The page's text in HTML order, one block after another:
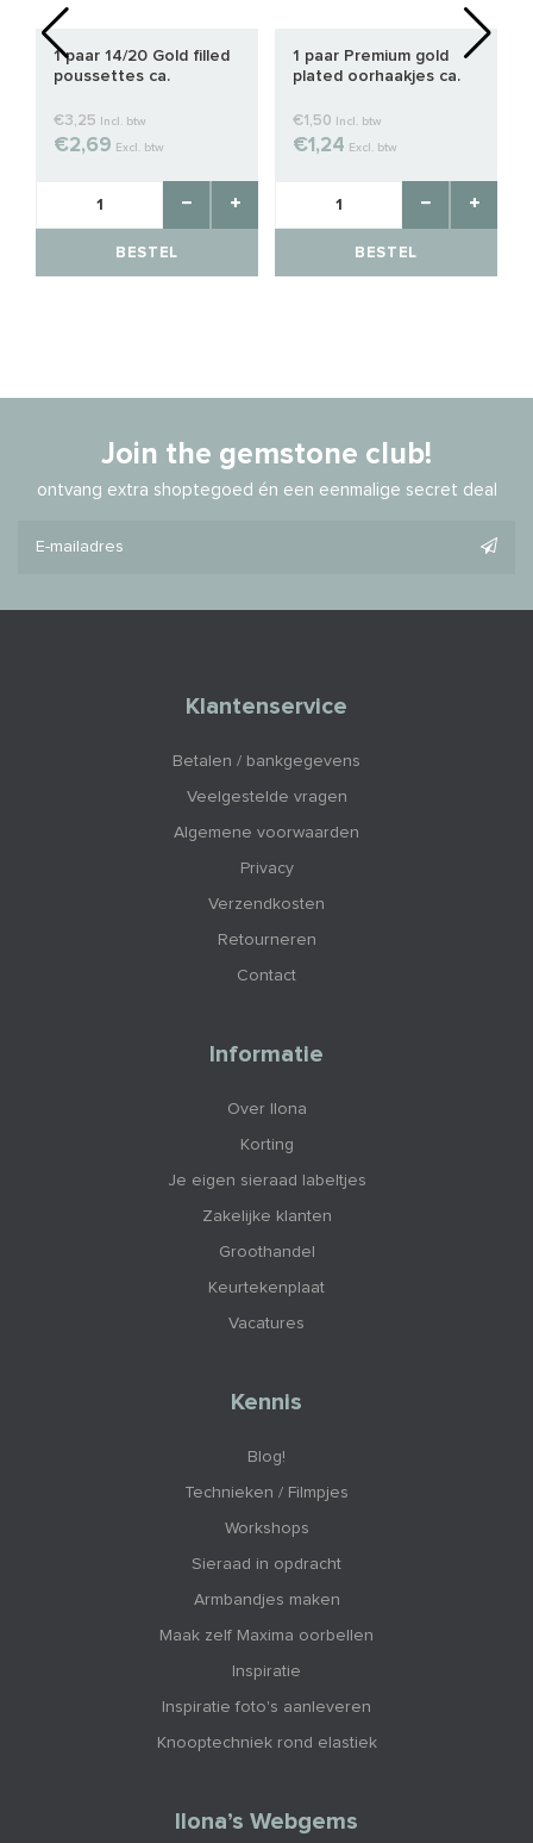
1 paar 14/20 Gold filled
poussettes ca.
€3,25 Incl. btw
€2,69 Excl. btw
BESTEL
1 paar Premium gold
plated oorhaakjes ca.
€1,50 Incl. btw
€1,24 Excl. btw
BESTEL
Join the gemstone club!
ontvang extra shoptegoed én een eenmalige secret deal
Klantenservice
Betalen / bankgegevens
Veelgestelde vragen
Algemene voorwaarden
Privacy
Verzendkosten
Retourneren
Contact
Informatie
Over Ilona
Korting
Je eigen sieraad labeltjes
Zakelijke klanten
Groothandel
Keurtekenplaat
Vacatures
Kennis
Blog!
Technieken / Filmpjes
Workshops
Sieraad in opdracht
Armbandjes maken
Maak zelf Maxima oorbellen
Inspiratie
Inspiratie foto's aanleveren
Knooptechniek rond elastiek
Ilona’s Webgems